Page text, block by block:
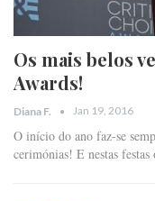
Os mais belos
Awards!
Diana F. Jan 19, 2016
O início do ano faz-se
cerimónias! E nestas